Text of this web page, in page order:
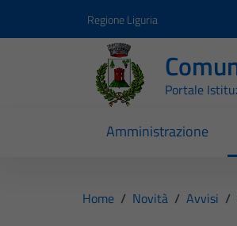
Regione Liguria
Portale
Amministrazione
Home / Novità / Avvisi /